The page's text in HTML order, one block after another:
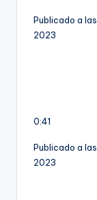
Publicado a
2023
0:41
Publicado a
2023